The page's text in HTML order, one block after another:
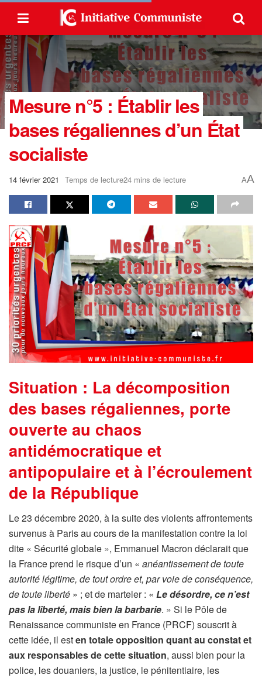
Mesure n°5 : Établir les
bases régaliennes d’un État
socialiste
14 février 2021 Temps de lecture24 mins de lecture AA
Situation : La décomposition
des bases régaliennes, porte
ouverte au chaos
antidémocratique et
antipopulaire et à l’écroulement
de la République
Le 23 décembre 2020, à la suite des violents affrontements
survenus à Paris au cours de la manifestation contre la loi
dite « Sécurité globale », Emmanuel Macron déclarait que
la France prend le risque d’un « anéantissement de toute
autorité légitime, de tout ordre et, par voie de conséquence,
de toute liberté » ; et de marteler : « Le désordre, ce n’est
pas la liberté, mais bien la barbarie. » Si le Pôle de
Renaissance communiste en France (PRCF) souscrit à
cette idée, il esten totale opposition quant au constat et
aux responsables de cette situation, aussi bien pour la
police, les douaniers, la justice, le pénitentiaire, les